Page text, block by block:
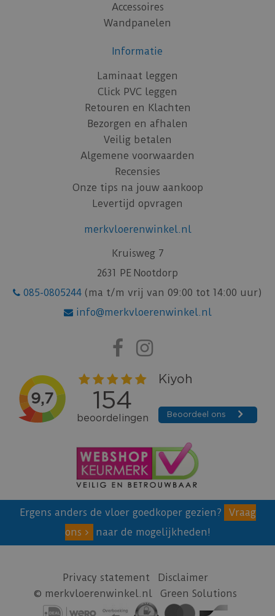
Accessoires
Wandpanelen
Informatie
Laminaat leggen
Click PVC leggen
Retouren en Klachten
Bezorgen en afhalen
Veilig betalen
Algemene voorwaarden
Recensies
Onze tips na jouw aankoop
Levertijd opvragen
merkvloerenwinkel.nl
Kruisweg 7
2631 PE Nootdorp
085-0805244 (ma t/m vrij van 09:00 tot 14:00 uur)
info@merkvloerenwinkel.nl
Ergens anders de vloer goedkoper gezien?
Vraag
ons
naar de mogelijkheden!
Privacy statement
Disclaimer
© merkvloerenwinkel.nl
Green Solutions